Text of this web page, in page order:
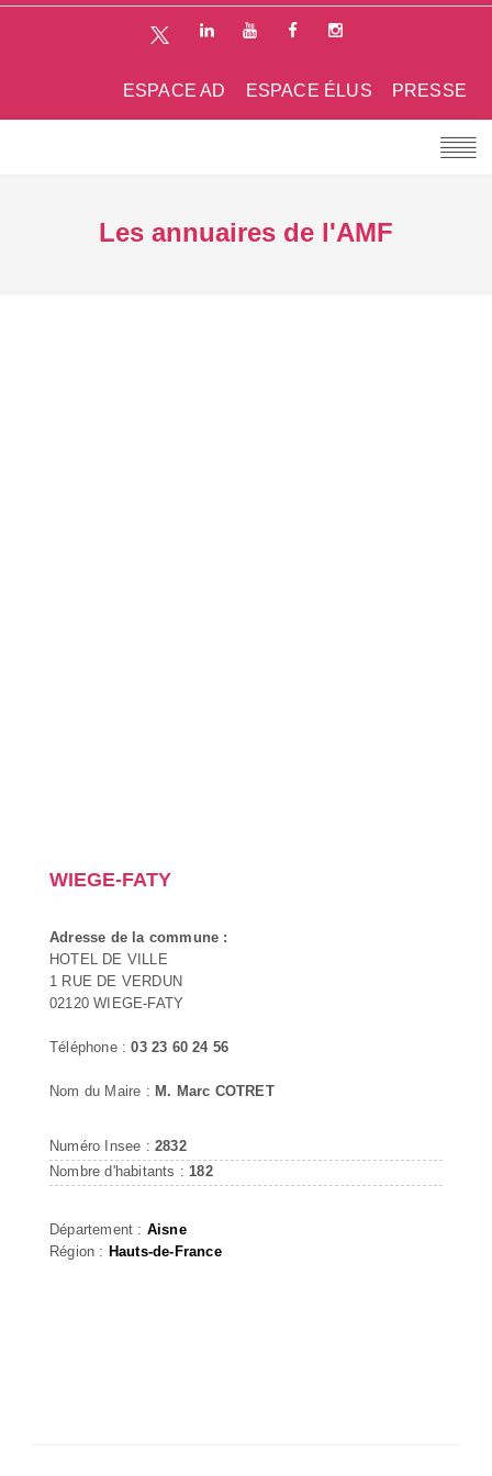
PRESSE
ESPACE ÉLUS
ESPACE AD
Les annuaires de l'AMF
WIEGE-FATY
Adresse de la commune :
HOTEL DE VILLE
1 RUE DE VERDUN
02120 WIEGE-FATY
Téléphone :03 23 60 24 56
Nom du Maire : M. Marc COTRET
Numéro Insee : 2832
Nombre d'habitants : 182
Département : Aisne
Région : Hauts-de-France